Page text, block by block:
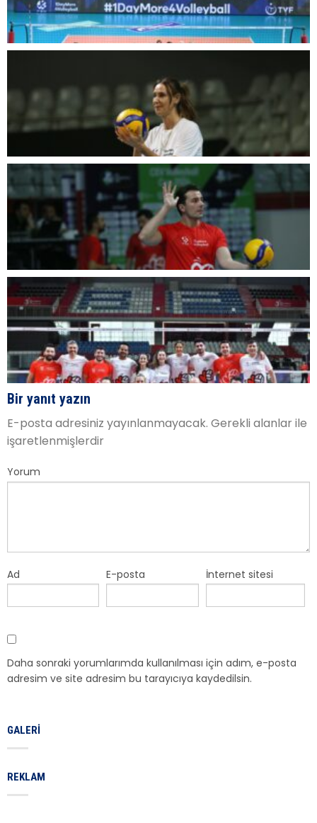
Bir yanıt yazın
E-posta adresiniz yayınlanmayacak. Gerekli alanlar ile
işaretlenmişlerdir
Yorum
Ad E-posta İnternet sitesi
Daha sonraki yorumlarımda kullanılması için adım, e-posta
adresim ve site adresim bu tarayıcıya kaydedilsin.
GALERI
REKLAM